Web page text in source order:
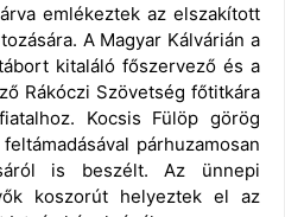
emlékeztek az elszakított
A Magyar Kálvárián a
kitaláló főszervező és a
Rákóczi Szövetség főtitkára
Kocsis Fülöp görög
párhuzamosan
is beszélt. Az ünnepi
koszorút helyeztek el az